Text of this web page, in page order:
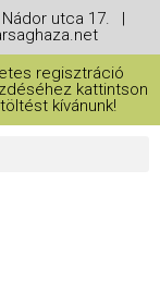
Nádor utca 17. |
regisztráció
kattintson
kívánunk!